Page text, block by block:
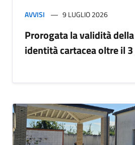
AVVISI 9 LUGLIO 2026
Prorogata la validità
identità cartacea oltre il